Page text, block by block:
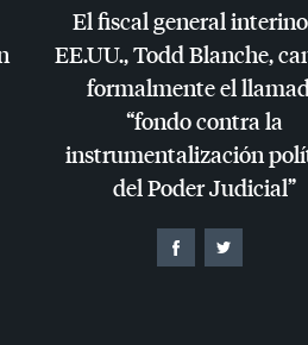
El fiscal general
EE.UU., Todd Blanche,
formalmente el
“fondo contra la
instrumentalización
del Poder Judicial”